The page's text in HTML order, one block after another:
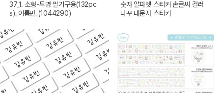
37_1. 소형-투명 필기구용(132pc
s)_이름만_(1044290)
숫자 알파벳 스티커 손글씨 컬러
다꾸 대문자 스티커